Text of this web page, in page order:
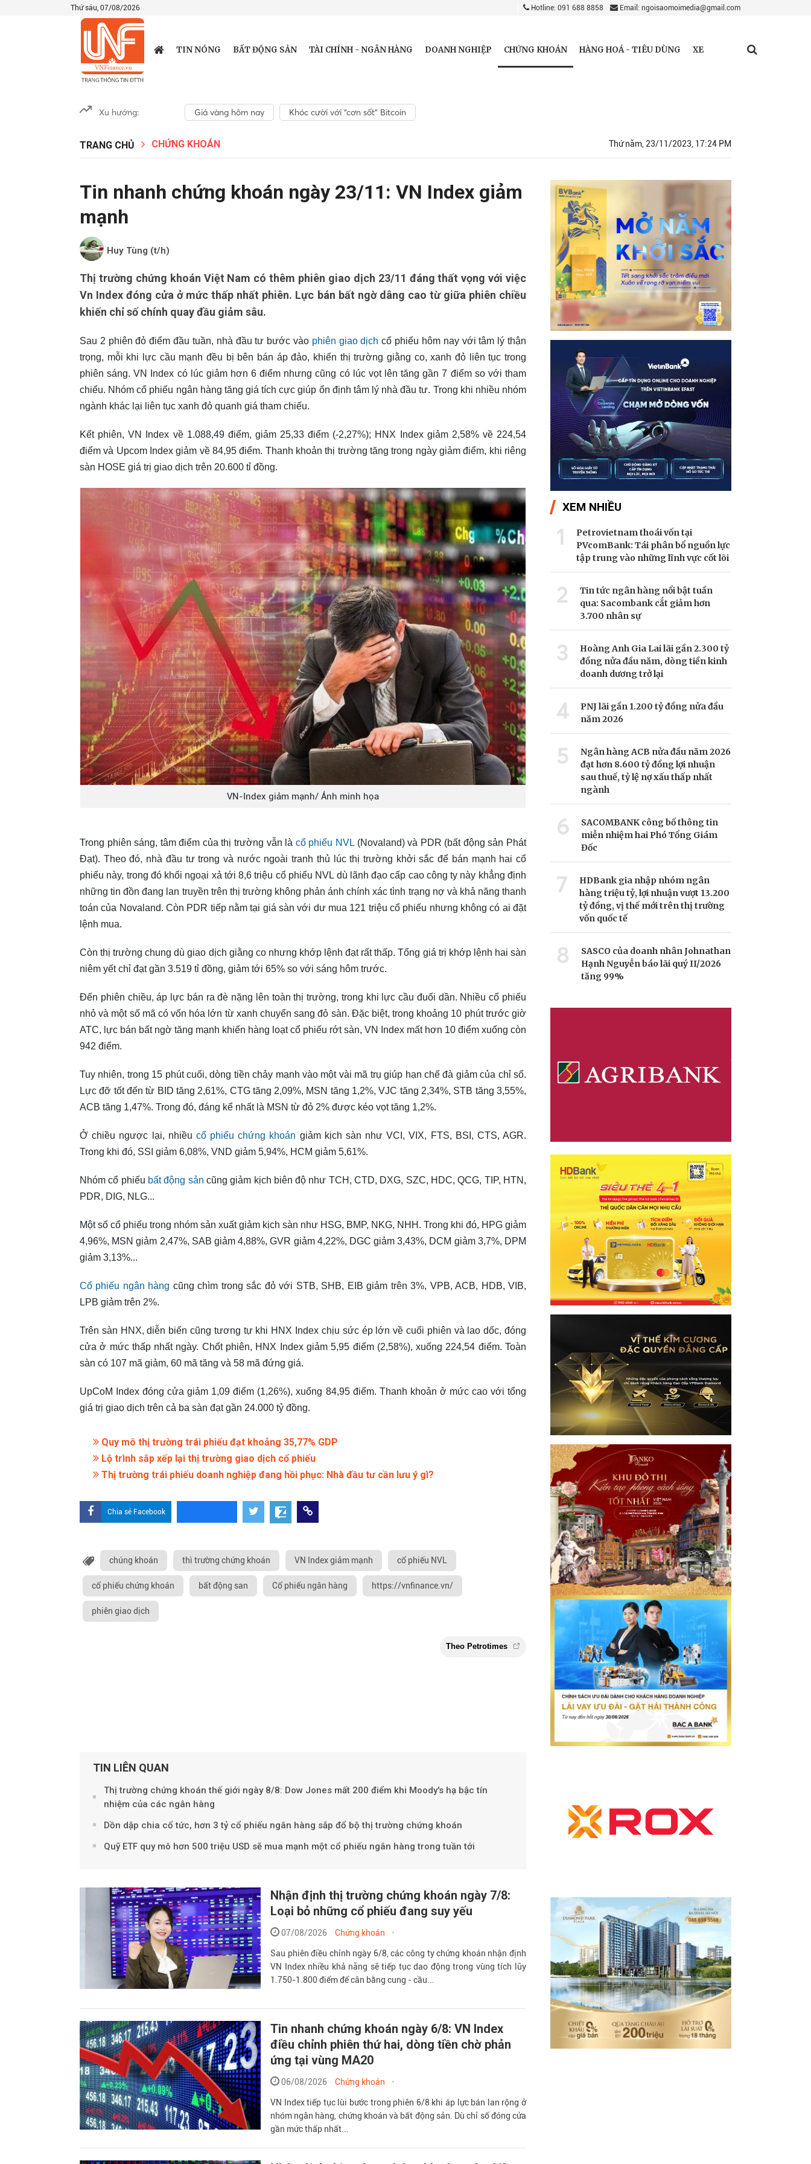
Thứ sáu, 07/08/2026 Hotline: 091 688 8858 Email: ngoisaomoimedia@gmail.com
TIN NÓNG BẤT ĐỘNG SẢN TÀI CHÍNH - NGÂN HÀNG DOANH NGHIỆP CHỨNG KHOÁN HÀNG HOÁ - TIÊU DÙNG XE
Xu hướng: Giá vàng hôm nay Khóc cười với “cơn sốt” Bitcoin
TRANG CHỦ CHỨNG KHOÁN Thứ năm, 23/11/2023, 17:24 PM
Tin nhanh chứng khoán ngày 23/11: VN Index giảm
mạnh
Huy Tùng (t/h)
Thị trường chứng khoán Việt Nam có thêm phiên giao dịch 23/11 đáng thất vọng với việc
Vn Index đóng cửa ở mức thấp nhất phiên. Lực bán bất ngờ dâng cao từ giữa phiên chiều
khiến chỉ số chính quay đầu giảm sâu.
Sau 2 phiên đỏ điểm đầu tuần, nhà đầu tư bước vào phiên giao dịch cổ phiếu hôm nay với tâm lý thận
trọng, mỗi khi lực cầu mạnh đều bị bên bán áp đảo, khiến thị trường giằng co, xanh đỏ liên tục trong
phiên sáng. VN Index có lúc giảm hơn 6 điểm nhưng cũng có lúc vọt lên tăng gần 7 điểm so với tham
chiếu. Nhóm cổ phiếu ngân hàng tăng giá tích cực giúp ổn định tâm lý nhà đầu tư. Trong khi nhiều nhóm
ngành khác lại liên tục xanh đỏ quanh giá tham chiếu.
Kết phiên, VN Index về 1.088,49 điểm, giảm 25,33 điểm (-2,27%); HNX Index giảm 2,58% về 224,54
điểm và Upcom Index giảm về 84,95 điểm. Thanh khoản thị trường tăng trong ngày giảm điểm, khi riêng
sàn HOSE giá trị giao dịch trên 20.600 tỉ đồng.
VN-Index giảm mạnh/ Ảnh minh họa
Trong phiên sáng, tâm điểm của thị trường vẫn là cổ phiếu NVL (Novaland) và PDR (bất động sản Phát
Đạt). Theo đó, nhà đầu tư trong và nước ngoài tranh thủ lúc thị trường khởi sắc để bán mạnh hai cổ
phiếu này, trong đó khối ngoại xả tới 8,6 triệu cổ phiếu NVL dù lãnh đạo cấp cao công ty này khẳng định
những tin đồn đang lan truyền trên thị trường không phản ánh chính xác tình trạng nợ và khả năng thanh
toán của Novaland. Còn PDR tiếp nằm tại giá sàn với dư mua 121 triệu cổ phiếu nhưng không có ai đặt
lệnh mua.
Còn thị trường chung dù giao dịch giằng co nhưng khớp lệnh đạt rất thấp. Tổng giá trị khớp lệnh hai sàn
niêm yết chỉ đạt gần 3.519 tỉ đồng, giảm tới 65% so với sáng hôm trước.
Đến phiên chiều, áp lực bán ra đè nặng lên toàn thị trường, trong khi lực cầu đuối dần. Nhiều cổ phiếu
nhỏ và một số mã có vốn hóa lớn từ xanh chuyển sang đỏ sàn. Đặc biệt, trong khoảng 10 phút trước giờ
ATC, lực bán bất ngờ tăng mạnh khiến hàng loạt cổ phiếu rớt sàn, VN Index mất hơn 10 điểm xuống còn
942 điểm.
Tuy nhiên, trong 15 phút cuối, dòng tiền chảy mạnh vào một vài mã trụ giúp hạn chế đà giảm của chỉ số.
Lực đỡ tốt đến từ BID tăng 2,61%, CTG tăng 2,09%, MSN tăng 1,2%, VJC tăng 2,34%, STB tăng 3,55%,
ACB tăng 1,47%. Trong đó, đáng kể nhất là MSN từ đỏ 2% được kéo vọt tăng 1,2%.
Ở chiều ngược lại, nhiều cổ phiếu chứng khoán giảm kịch sàn như VCI, VIX, FTS, BSI, CTS, AGR.
Trong khi đó, SSI giảm 6,08%, VND giảm 5,94%, HCM giảm 5,61%.
Nhóm cổ phiếu bất động sản cũng giảm kịch biên độ như TCH, CTD, DXG, SZC, HDC, QCG, TIP, HTN,
PDR, DIG, NLG...
Một số cổ phiếu trong nhóm sản xuất giảm kịch sàn như HSG, BMP, NKG, NHH. Trong khi đó, HPG giảm
4,96%, MSN giảm 2,47%, SAB giảm 4,88%, GVR giảm 4,22%, DGC giảm 3,43%, DCM giảm 3,7%, DPM
giảm 3,13%...
Cổ phiếu ngân hàng cũng chìm trong sắc đỏ với STB, SHB, EIB giảm trên 3%, VPB, ACB, HDB, VIB,
LPB giảm trên 2%.
Trên sàn HNX, diễn biến cũng tương tự khi HNX Index chịu sức ép lớn về cuối phiên và lao dốc, đóng
cửa ở mức thấp nhất ngày. Chốt phiên, HNX Index giảm 5,95 điểm (2,58%), xuống 224,54 điểm. Toàn
sàn có 107 mã giảm, 60 mã tăng và 58 mã đứng giá.
UpCoM Index đóng cửa giảm 1,09 điểm (1,26%), xuống 84,95 điểm. Thanh khoản ở mức cao với tổng
giá trị giao dịch trên cả ba sàn đạt gần 24.000 tỷ đồng.
Quy mô thị trường trái phiếu đạt khoảng 35,77% GDP
Lộ trình sắp xếp lại thị trường giao dịch cổ phiếu
Thị trường trái phiếu doanh nghiệp đang hồi phục: Nhà đầu tư cần lưu ý gì?
Chia sẻ Facebook
chúng khoán thì trường chứng khoán VN Index giảm mạnh cổ phiếu NVL
cổ phiếu chứng khoán bất động san Cổ phiếu ngân hàng https://vnfinance.vn/
phiên giao dịch
TIN LIÊN QUAN
Thị trường chứng khoán thế giới ngày 8/8: Dow Jones mất 200 điểm khi Moody's hạ bậc tín
nhiệm của các ngân hàng
Dồn dập chia cổ tức, hơn 3 tỷ cổ phiếu ngân hàng sắp đổ bộ thị trường chứng khoán
Quỹ ETF quy mô hơn 500 triệu USD sẽ mua mạnh một cổ phiếu ngân hàng trong tuần tới
Nhận định thị trường chứng khoán ngày 7/8:
Loại bỏ những cổ phiếu đang suy yếu
07/08/2026 Chứng khoán
Sau phiên điều chỉnh ngày 6/8, các công ty chứng khoán nhận định
VN Index nhiều khả năng sẽ tiếp tục dao động trong vùng tích lũy
1.750-1.800 điểm để cân bằng cung - cầu...
Tin nhanh chứng khoán ngày 6/8: VN Index
điều chỉnh phiên thứ hai, dòng tiền chờ phản
ứng tại vùng MA20
06/08/2026 Chứng khoán
VN Index tiếp tục lùi bước trong phiên 6/8 khi áp lực bán lan rộng ở
nhóm ngân hàng, chứng khoán và bất động sản. Dù chỉ số đóng cửa
gần mức thấp nhất...
XEM NHIỀU
1
Petrovietnam thoái vốn tại
PVcomBank: Tái phân bổ nguồn lực
tập trung vào những lĩnh vực cốt lõi
2
Tin tức ngân hàng nổi bật tuần
qua: Sacombank cắt giảm hơn
3.700 nhân sự
3
Hoàng Anh Gia Lai lãi gần 2.300 tỷ
đồng nửa đầu năm, dòng tiền kinh
doanh dương trở lại
4
PNJ lãi gần 1.200 tỷ đồng nửa đầu
năm 2026
5
Ngân hàng ACB nửa đầu năm 2026
đạt hơn 8.600 tỷ đồng lợi nhuận
sau thuế, tỷ lệ nợ xấu thấp nhất
ngành
6
SACOMBANK công bố thông tin
miễn nhiệm hai Phó Tổng Giám
Đốc
7
HDBank gia nhập nhóm ngân
hàng triệu tỷ, lợi nhuận vượt 13.200
tỷ đồng, vị thế mới trên thị trường
vốn quốc tế
8
SASCO của doanh nhân Johnathan
Hạnh Nguyễn báo lãi quý II/2026
tăng 99%